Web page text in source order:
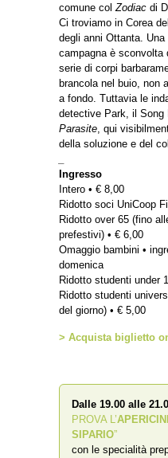
comune colZodiac di
Ci troviamo in Corea
degli anni Ottanta.
campagna è sconvolta
serie di corpi
brancola nel buio, non
a fondo. Tuttavia le
detective Park, il Song
Parasite, qui
della soluzione e del
Ingresso
Intero • € 8,00
Ridotto soci UniCoop
Ridotto over 65 (fino
prefestivi) • € 6,00
Omaggio bambini •
domenica
Ridotto studenti under
Ridotto studenti
del giorno) • € 5,00
> Acquista biglietto
Dalle 19.00 alle
PROVA L’
SIPARIO”
con le specialità